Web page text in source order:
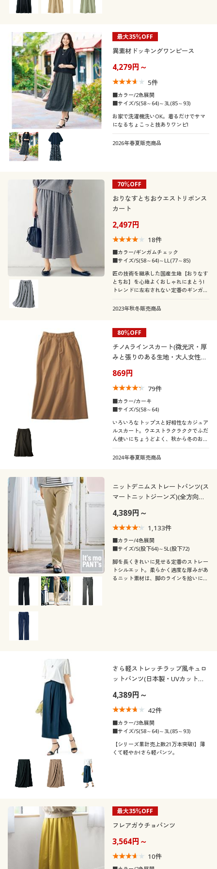
最大35％OFF
異素材ドッキングワンピース
4,279円～
5件
■カラー/2色展開
■サイズ/S(58～64)～3L(85～93)
お家で洗濯機洗いOK。着るだけでサマ
になるちょこっと技ありワンピ!
2026年春夏販売商品
70％OFF
おりなすとちおウエストリボンス
カート
2,497円
18件
■カラー/ギンガムチェック
■サイズ/S(58～64)～LL(77～85)
匠の技術を継承した国産生地【おりなす
とちお】を心地よくおしゃれにまとう!
トレンドに左右されない定番のギンガム
デザインに仕上げました。素材の風合い
2023年秋冬販売商品
80％OFF
チノAラインスカート(微光沢・厚
みと張りのある生地・大人女性の
869円
79件
■カラー/カーキ
■サイズ/S(58～64)
いろいろなトップスと好相性なカジュア
ルスカート。ウエストラクラククでふだ
ん使いにちょうどよく、秋から冬のお出
かけスタイルに着まわせます
2024年春夏販売商品
ニットデニムストレートパンツ(ス
マートニットジーンズ)(全方向ス
ングス・洗濯機OK・1年中はけ
る)
4,389円～
1,133件
■カラー/4色展開
■サイズ/S(股下64)～5L(股下72)
脚を長くきれいに見せる定番のストレー
トシルエット。柔らかく適度な厚みがあ
るニット素材は、脚のラインを拾いにく
さら軽ストレッチラップ風キュロ
ットパンツ(日本製・UVカット・
にくい・節電対策)
4,389円～
42件
■カラー/3色展開
■サイズ/S(58～64)～3L(85～93)
【シリーズ累計売上数21万本突破!】薄
くて軽やか!さら軽パンツ。
最大35％OFF
フレアガウチョパンツ
3,564円～
10件